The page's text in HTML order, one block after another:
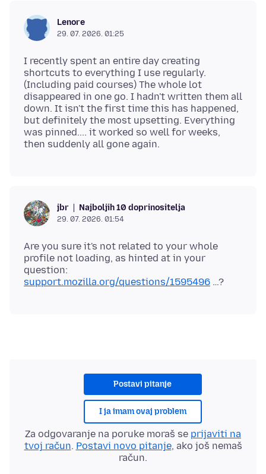
Lenore
29. 07. 2026. 01:25
I recently spent an entire day creating
shortcuts to everything I use regularly.
(Including paid courses) The whole lot
disappeared in one go. I hadn't written them all
down. It isn't the first time this has happened,
but definitely the most upsetting. Everything
was pinned.... it worked so well for weeks,
jbr Najboljih 10 doprinositelja
29. 07. 2026. 01:54
Are you sure it's not related to your whole
profile not loading, as hinted at in your
question:
support.mozilla.org/questions/1595496
Postavi pitanje
I ja imam ovaj problem
Za odgovaranje na poruke moraš se prijaviti na
tvoj račun. Postavi novo pitanje, ako još nemaš
račun.